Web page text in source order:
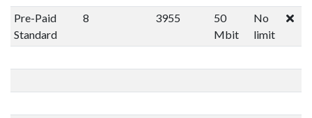
Pre-Paid
Standard
8 3955
50
Mbit
No
limit